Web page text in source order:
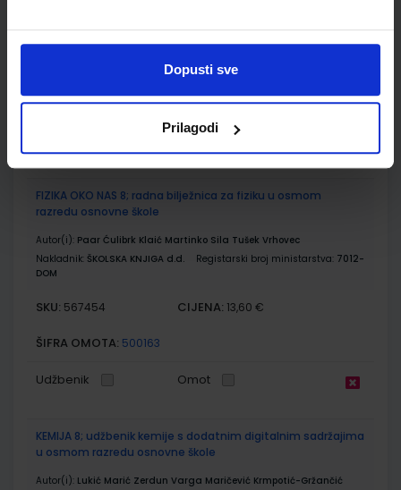
Dopusti sve
Prilagodi
Nakladnik:ŠKOLSKA KNJIGA d.d. Registarski broj ministarstva:7012
CIJENA:13,03 €
ŠIFRA OMOTA:500163
Omot
FIZIKA OKO NAS 8; radna bilježnica za fiziku u osmom
razredu osnovne škole
Autor(i): Paar Ćulibrk Klaić Martinko Sila Tušek Vrhovec
Nakladnik: ŠKOLSKA KNJIGA d.d. Registarski broj ministarstva: 7012-
DOM
SKU: 567454 CIJENA: 13,60 €
ŠIFRA OMOTA: 500163
Udžbenik Omot
KEMIJA 8; udžbenik kemije s dodatnim digitalnim sadržajima
u osmom razredu osnovne škole
Autor(i): Lukić Marić Zerdun Varga Maričević Krmpotić-Gržančić